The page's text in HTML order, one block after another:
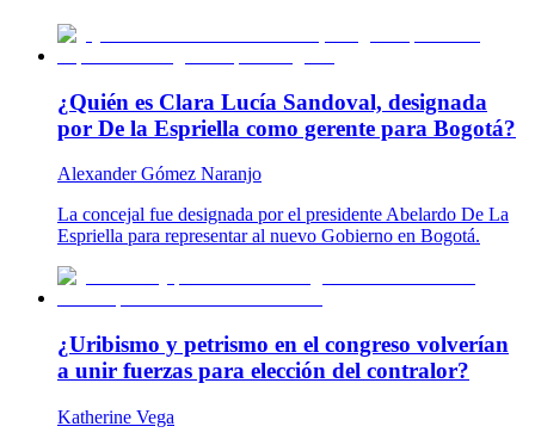
¿Quién es Clara Lucía Sandoval, designada
por De la Espriella como gerente para Bogotá?
Alexander Gómez Naranjo
La concejal fue designada por el presidente Abelardo De La
Espriella para representar al nuevo Gobierno en Bogotá.
¿Uribismo y petrismo en el congreso volverían
a unir fuerzas para elección del contralor?
Katherine Vega